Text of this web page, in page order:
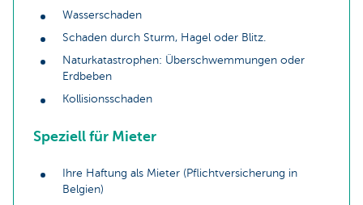
Wasserschaden
Schaden durch Sturm, Hagel oder Blitz.
Naturkatastrophen: Überschwemmungen oder
Erdbeben
Kollisionsschaden
Speziell für Mieter
Ihre Haftung als Mieter (Pflichtversicherung in
Belgien)